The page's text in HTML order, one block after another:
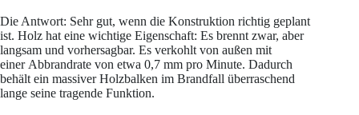
Die Antwort: Sehr gut, wenn die Konstruktion richtig geplant
ist. Holz hat eine wichtige Eigenschaft: Es brennt zwar, aber
langsam und vorhersagbar. Es verkohlt von außen mit
einer Abbrandrate von etwa 0,7 mm pro Minute. Dadurch
behält ein massiver Holzbalken im Brandfall überraschend
lange seine tragende Funktion.